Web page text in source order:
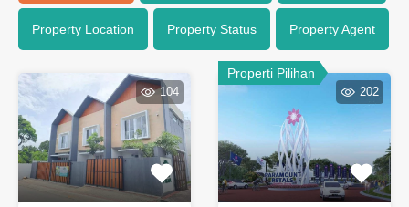
Property Location Property Status Property Agent
104
Properti Pilihan
202